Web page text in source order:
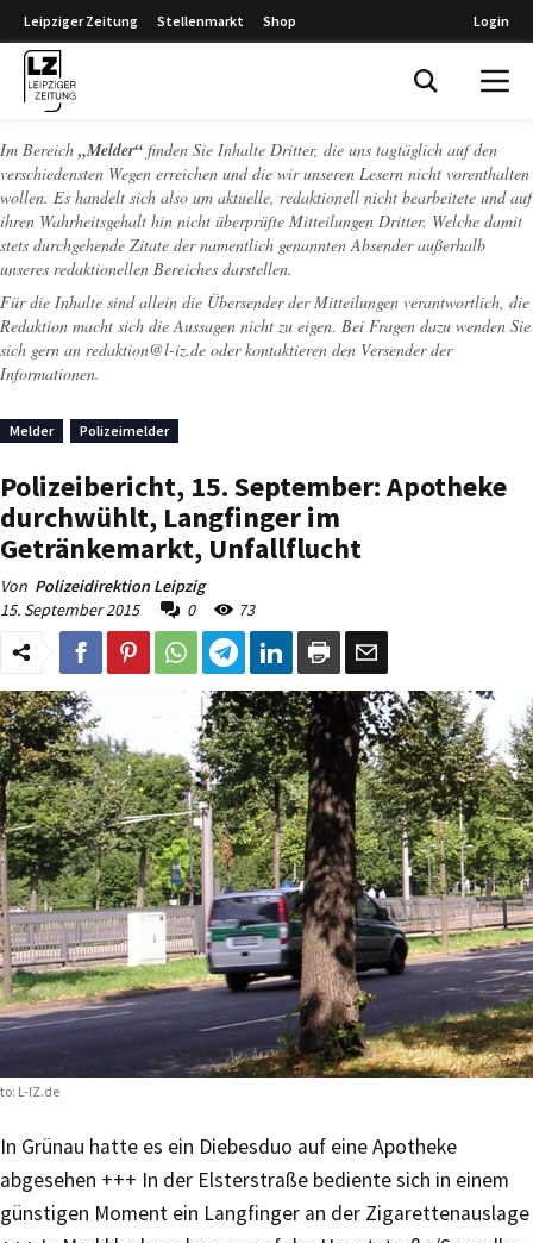
Leipziger Zeitung Stellenmarkt Shop Login
Im Bereich „Melder“ finden Sie Inhalte Dritter, die uns tagtäglich auf den
verschiedensten Wegen erreichen und die wir unseren Lesern nicht vorenthalten
wollen. Es handelt sich also um aktuelle, redaktionell nicht bearbeitete und auf
ihren Wahrheitsgehalt hin nicht überprüfte Mitteilungen Dritter. Welche damit
stets durchgehende Zitate der namentlich genannten Absender außerhalb
unseres redaktionellen Bereiches darstellen.
Für die Inhalte sind allein die Übersender der Mitteilungen verantwortlich, die
Redaktion macht sich die Aussagen nicht zu eigen. Bei Fragen dazu wenden Sie
sich gern an redaktion@l-iz.de oder kontaktieren den Versender der
Informationen.
Melder Polizeimelder
Polizeibericht, 15. September: Apotheke
durchwühlt, Langfinger im
Getränkemarkt, Unfallflucht
Von Polizeidirektion Leipzig
15. September 2015
0 73
L-IZ.de
In Grünau hatte es ein Diebesduo auf eine Apotheke
abgesehen +++ In der Elsterstraße bediente sich in einem
günstigen Moment ein Langfinger an der Zigarettenauslage